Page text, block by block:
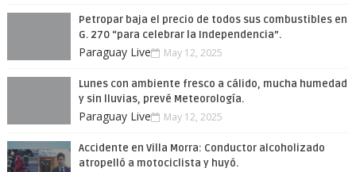
Petropar baja el precio de todos sus combustibles en
G. 270 “para celebrar la Independencia”.
Paraguay Live May 12, 2025
Lunes con ambiente fresco a cálido, mucha humedad
y sin lluvias, prevé Meteorología.
Paraguay Live May 12, 2025
Accidente en Villa Morra: Conductor alcoholizado
atropelló a motociclista y huyó.